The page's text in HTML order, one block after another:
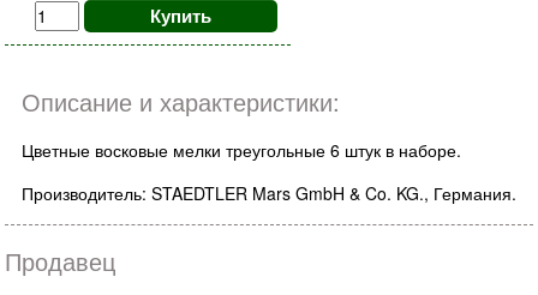
Купить
Описание и характеристики:
Цветные восковые мелки треугольные 6 штук в наборе.
Производитель: STAEDTLER Mars GmbH & Co. KG., Германия.
Продавец